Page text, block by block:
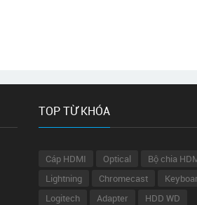
TOP TỪ KHÓA
Cáp HDMI Optical
Bộ chia
Lightning
Chromecast
Logitech
Adapter
HDD WD